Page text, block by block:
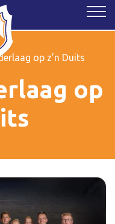
op z’n Duits
op